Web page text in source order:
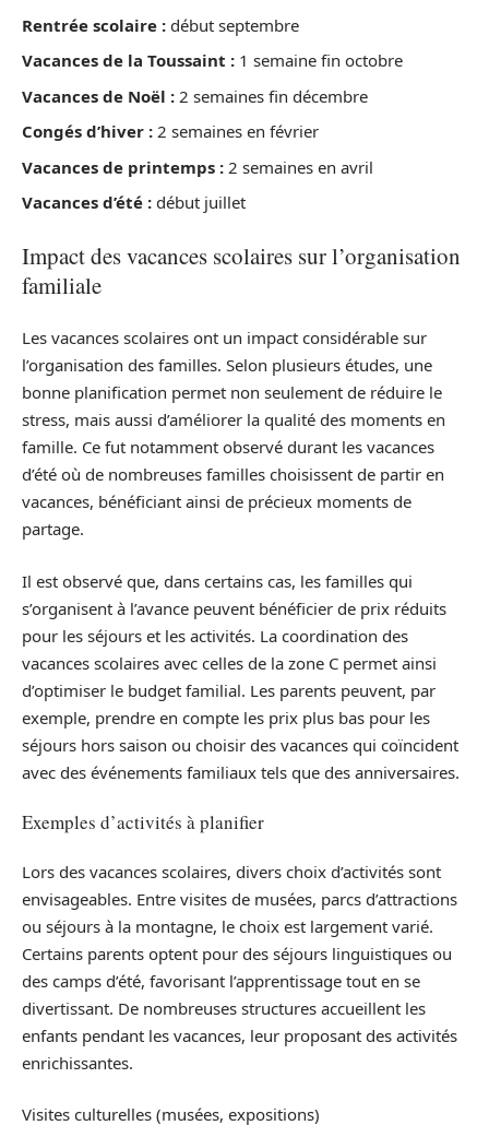
Rentrée scolaire : début septembre
Vacances de la Toussaint : 1 semaine fin octobre
Vacances de Noël : 2 semaines fin décembre
Congés d’hiver : 2 semaines en février
Vacances de printemps : 2 semaines en avril
Vacances d’été : début juillet
Impact des vacances scolaires sur l’organisation
familiale
Les vacances scolaires ont un impact considérable sur
l’organisation des familles. Selon plusieurs études, une
bonne planification permet non seulement de réduire le
stress, mais aussi d’améliorer la qualité des moments en
famille. Ce fut notamment observé durant les vacances
d’été où de nombreuses familles choisissent de partir en
vacances, bénéficiant ainsi de précieux moments de
partage.
Il est observé que, dans certains cas, les familles qui
s’organisent à l’avance peuvent bénéficier de prix réduits
pour les séjours et les activités. La coordination des
vacances scolaires avec celles de la zone C permet ainsi
d’optimiser le budget familial. Les parents peuvent, par
exemple, prendre en compte les prix plus bas pour les
séjours hors saison ou choisir des vacances qui coïncident
avec des événements familiaux tels que des anniversaires.
Exemples d’activités à planifier
Lors des vacances scolaires, divers choix d’activités sont
envisageables. Entre visites de musées, parcs d’attractions
ou séjours à la montagne, le choix est largement varié.
Certains parents optent pour des séjours linguistiques ou
des camps d’été, favorisant l’apprentissage tout en se
divertissant. De nombreuses structures accueillent les
enfants pendant les vacances, leur proposant des activités
enrichissantes.
Visites culturelles (musées, expositions)